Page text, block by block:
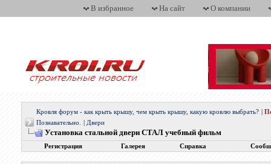
В избранное На сайт О компании
Кровля форум - как крыть крышу, чем крыть крышу, какую кровлю выбрать?
Познавательно.
Двери
Установка стальной двери СТАЛ учебный фильм
Регистрация Галерея Справка